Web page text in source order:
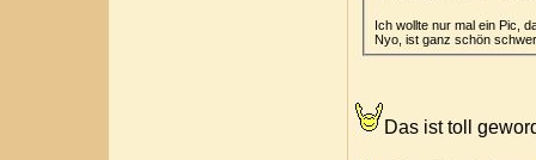
Ich wollte nur mal ein Pic,
Nyo, ist ganz schön
Das ist toll